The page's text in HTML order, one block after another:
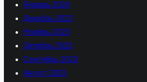
Январь 2024
Декабрь 2023
Ноябрь 2023
Октябрь 2023
Сентябрь 2023
Август 2023